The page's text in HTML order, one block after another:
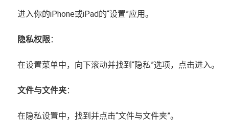
进入你的iPhone或iPad的“设置”应用。
隐私权限：
在设置菜单中，向下滚动并找到“隐私”选项，点击进入。
文件与文件夹：
在隐私设置中，找到并点击“文件与文件夹”。